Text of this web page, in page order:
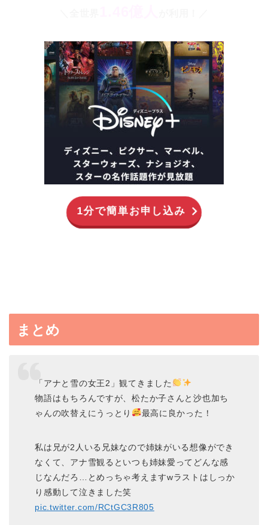
1分で簡単お申し込み
まとめ
「アナと雪の女王2」観てきました
物語はもちろんですが、松たか子さんと沙也加ち
ゃんの吹替えにうっとり
最高に良かった！
私は兄が2人いる兄妹なので姉妹がいる想像ができ
なくて、アナ雪観るといつも姉妹愛ってどんな感
じなんだろ…とめっちゃ考えますwラストはしっか
り感動して泣きました笑
pic.twitter.com/RCtGC3R805